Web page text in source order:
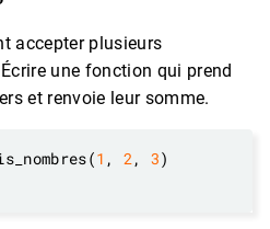
accepter plusieurs
une fonction qui prend
et renvoie leur somme.
1 , 2, 3